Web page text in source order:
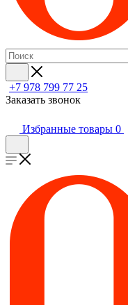
+7 978 799 77 25
Заказать звонок
Избранные товары 0